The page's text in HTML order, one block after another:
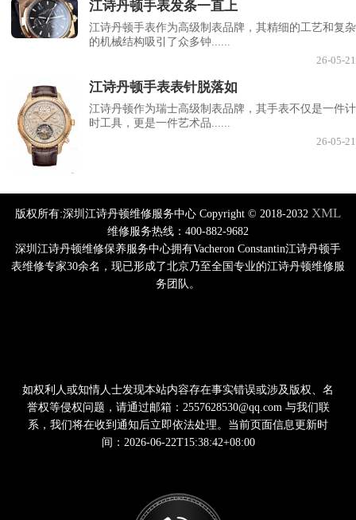
江诗丹顿手表发条一直上
江诗丹顿手表作为高级制表品牌，其精细的工艺和复杂
的机械结构吸引了众多钟......
26-05-21
江诗丹顿手表表针脱落如
江诗丹顿作为瑞士高级制表品牌，其手表不仅是一件计
时工具，更是一件艺术品......
26-05-21
版权所有:深圳江诗丹顿维修服务中心 Copyright © 2018-2032 XML
维修服务热线：400-882-9682
深圳江诗丹顿维修保养服务中心拥有Vacheron Constantin江诗丹顿手
表维修专家30余名，现已形成了北京乃至全国专业的江诗丹顿维修服
务团队。
如权利人或知情人士发现本站内容存在事实错误或涉及版权、名
誉权等侵权问题，请通过邮箱：2557628530@qq.com 与我们联
系，我们将在收到通知后立即依法处理。当前页面信息更新时
间：2026-06-22T15:38:42+08:00